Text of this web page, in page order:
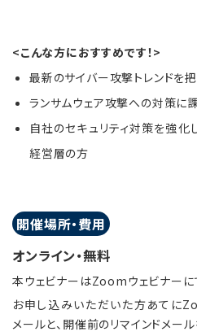
<こんな方におすすめです！>
最新のサイバー攻撃トレンドを
ランサムウェア攻撃への対策に
自社のセキュリティ対策を強
経営層の方
開催場所・費用
オンライン・無料
本ウェビナーはZoomウェビナーに
お申し込みいただいた方あてに
メールと、開催前のリマインドメー